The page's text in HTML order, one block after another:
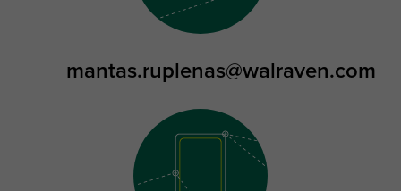
mantas.ruplenas@walraven.com